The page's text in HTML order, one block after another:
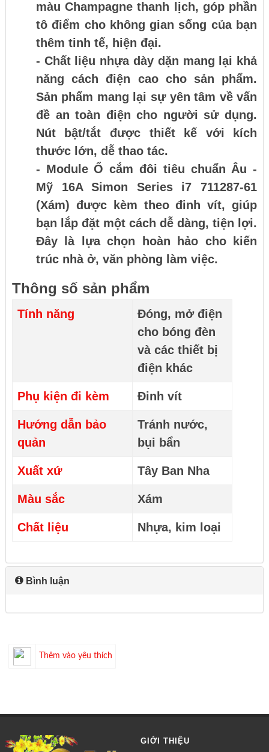
màu Champagne thanh lịch, góp phần
tô điểm cho không gian sống của bạn
thêm tinh tế, hiện đại.
- Chất liệu nhựa dày dặn mang lại khả
năng cách điện cao cho sản phẩm.
Sản phẩm mang lại sự yên tâm về vấn
đề an toàn điện cho người sử dụng.
Nút bật/tắt được thiết kế với kích
thước lớn, dễ thao tác.
- Module Ổ cắm đôi tiêu chuẩn Âu -
Mỹ 16A Simon Series i7 711287-61
(Xám) được kèm theo đinh vít, giúp
bạn lắp đặt một cách dễ dàng, tiện lợi.
Đây là lựa chọn hoàn hảo cho kiến
trúc nhà ở, văn phòng làm việc.
Thông số sản phẩm
Tính năng
Đóng, mở điện
cho bóng đèn
và các thiết bị
điện khác
Phụ kiện đi kèm Đinh vít
Hướng dẫn bảo
quản
Tránh nước,
bụi bẩn
Xuất xứ Tây Ban Nha
Màu sắc Xám
Chất liệu Nhựa, kim loại
Bình luận
Thêm vào yêu thích
GIỚI THIỆU